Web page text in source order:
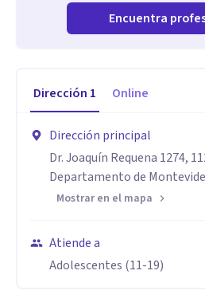
Encuentra
Dirección 1 Online
Dirección principal
Dr. Joaquín Requena 1274,
Departamento de
Mostrar en el mapa
Atiende a
Adolescentes (11-19)